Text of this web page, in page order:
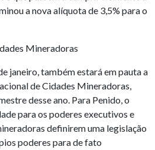
a nova alíquota de 3,5% para o
Mineradoras
janeiro, também estará em pauta a
de Cidades Mineradoras,
desse ano. Para Penido, o
para os poderes executivos e
definirem uma legislação
poderes para de fato